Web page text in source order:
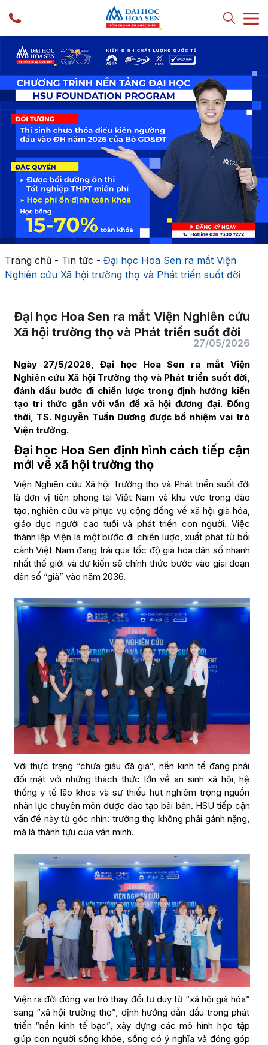
Trang chủ- Tin tức - Đại học Hoa Sen ra mắt Viện
Nghiên cứu Xã hội trường thọ và Phát triển suốt đời
Đại học Hoa Sen ra mắt Viện Nghiên cứu
Xã hội trường thọ và Phát triển suốt đời
27/05/2026
Ngày 27/5/2026, Đại học Hoa Sen ra mắt Viện
Nghiên cứu Xã hội Trường thọ và Phát triển suốt đời,
đánh dấu bước đi chiến lược trong định hướng kiến
tạo tri thức gắn với vấn đề xã hội đương đại. Đồng
thời, TS. Nguyễn Tuấn Dương được bổ nhiệm vai trò
Viện trưởng.
Đại học Hoa Sen định hình cách tiếp cận
mới về xã hội trường thọ
Viện Nghiên cứu Xã hội Trường thọ và Phát triển suốt đời
là đơn vị tiên phong tại Việt Nam và khu vực trong đào
tạo, nghiên cứu và phục vụ cộng đồng về xã hội già hóa,
giáo dục người cao tuổi và phát triển con người. Việc
thành lập Viện là một bước đi chiến lược, xuất phát từ bối
cảnh Việt Nam đang trải qua tốc độ già hóa dân số nhanh
nhất thế giới và dự kiến sẽ chính thức bước vào giai đoạn
dân số “già” vào năm 2036.
Với thực trạng “chưa giàu đã già”, nền kinh tế đang phải
đối mặt với những thách thức lớn về an sinh xã hội, hệ
thống y tế lão khoa và sự thiếu hụt nghiêm trọng nguồn
nhân lực chuyên môn được đào tạo bài bản. HSU tiếp cận
vấn đề này từ góc nhìn: trường thọ không phải gánh nặng,
mà là thành tựu của văn minh.
Viện ra đời đóng vai trò thay đổi tư duy từ “xã hội già hóa”
sang “xã hội trường thọ”, định hướng dẫn đầu trong phát
triển “nền kinh tế bạc”, xây dựng các mô hình học tập
giúp con người sống khỏe, sống có ý nghĩa và đóng góp